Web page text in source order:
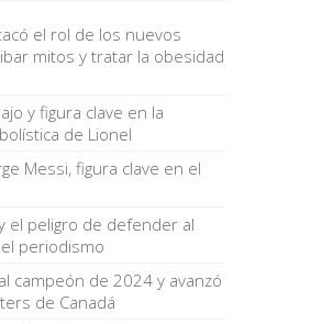
el rol de los nuevos
mitos y tratar la obesidad
y figura clave en la
de Lionel
Messi, figura clave en el
el peligro de defender al
periodismo
campeón de 2024 y avanzó
de Canadá